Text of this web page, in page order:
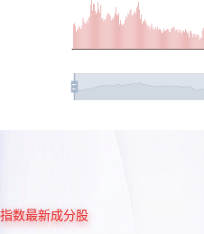
指数最新成分股